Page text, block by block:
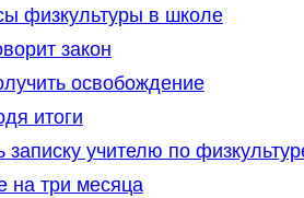
физкультуры в школе
закон
освобождение
итоги
записку учителю по
на три месяца